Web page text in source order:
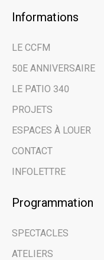
Informations
LE CCFM
50E ANNIVERSAIRE
LE PATIO 340
PROJETS
ESPACES À LOUER
CONTACT
INFOLETTRE
Programmation
SPECTACLES
ATELIERS